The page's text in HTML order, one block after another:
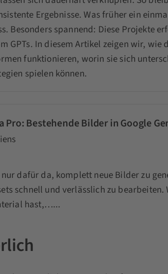
Ergebnisse. Was früher ein
Besonders spannend: Diese Projekte
GPTs. In diesem Artikel zeigen wir,
funktionieren, worin sie sich
spielen können.
Pro: Bestehende Bilder in Google
dafür da, komplett neue Bilder zu
schnell und verlässlich zu
hast,…...